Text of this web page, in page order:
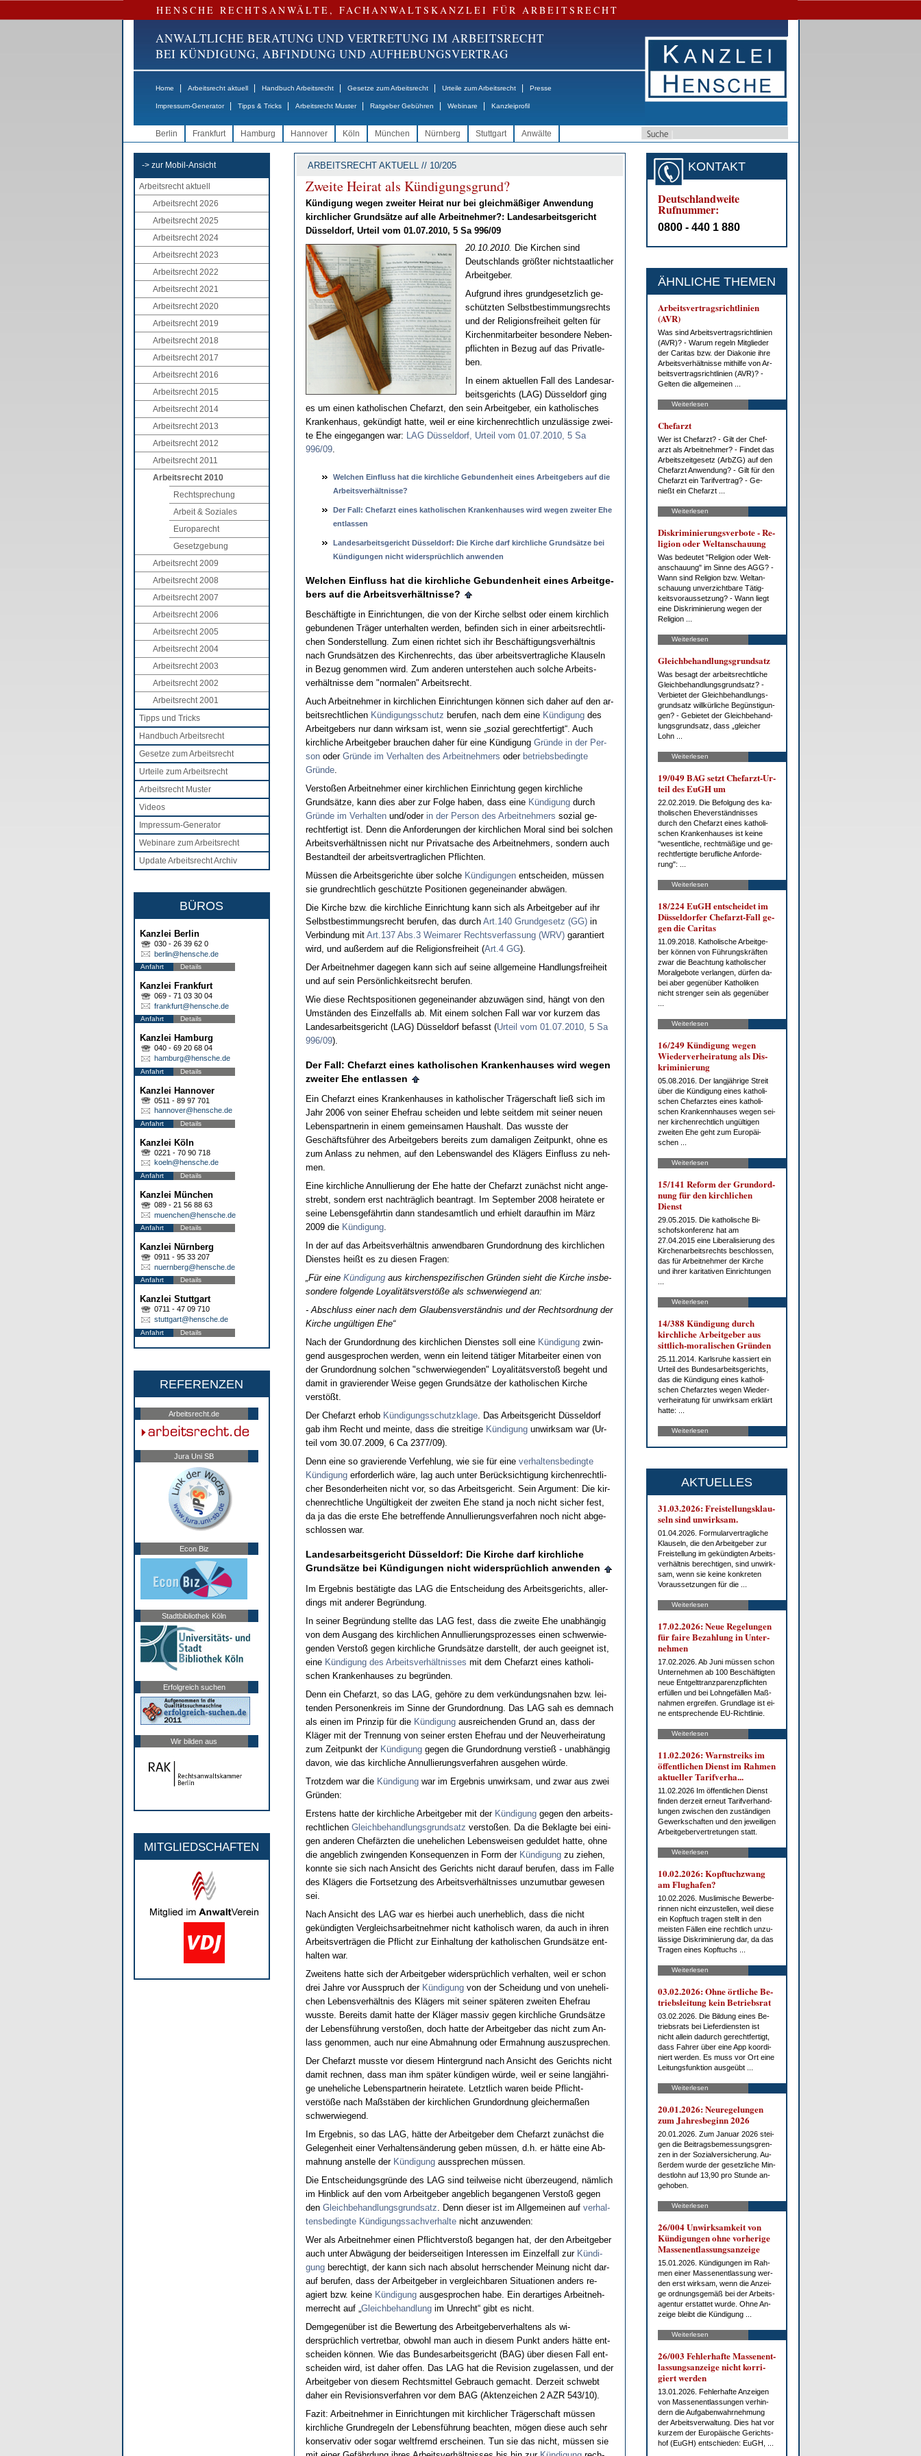
HENSCHE RECHTSANWÄLTE, FACHANWALTSKANZLEI FÜR ARBEITSRECHT
ANWALTLICHE BERATUNG UND VERTRETUNG IM ARBEITSRECHT
BEI KÜNDIGUNG, ABFINDUNG UND AUFHEBUNGSVERTRAG
Home Arbeitsrecht aktuell Handbuch Arbeitsrecht Gesetze zum Arbeitsrecht Urteile zum Arbeitsrecht Presse
Impressum-Generator Tipps & Tricks Arbeitsrecht Muster Ratgeber Gebühren Webinare Kanzleiprofil
Berlin Frankfurt Hamburg Hannover Köln München Nürnberg Stuttgart Anwälte
-> zur Mobil-Ansicht
Arbeitsrecht aktuell
Arbeitsrecht 2026
Arbeitsrecht 2025
Arbeitsrecht 2024
Arbeitsrecht 2023
Arbeitsrecht 2022
Arbeitsrecht 2021
Arbeitsrecht 2020
Arbeitsrecht 2019
Arbeitsrecht 2018
Arbeitsrecht 2017
Arbeitsrecht 2016
Arbeitsrecht 2015
Arbeitsrecht 2014
Arbeitsrecht 2013
Arbeitsrecht 2012
Arbeitsrecht 2011
Arbeitsrecht 2010
Rechtsprechung
Arbeit & Soziales
Europarecht
Gesetzgebung
Arbeitsrecht 2009
Arbeitsrecht 2008
Arbeitsrecht 2007
Arbeitsrecht 2006
Arbeitsrecht 2005
Arbeitsrecht 2004
Arbeitsrecht 2003
Arbeitsrecht 2002
Arbeitsrecht 2001
Tipps und Tricks
Handbuch Arbeitsrecht
Gesetze zum Arbeitsrecht
Urteile zum Arbeitsrecht
Arbeitsrecht Muster
Videos
Impressum-Generator
Webinare zum Arbeitsrecht
Update Arbeitsrecht Archiv
BÜROS
Kanzlei Berlin
030 - 26 39 62 0
berlin@hensche.de
Anfahrt Details
Kanzlei Frankfurt
069 - 71 03 30 04
frankfurt@hensche.de
Anfahrt Details
Kanzlei Hamburg
040 - 69 20 68 04
hamburg@hensche.de
Anfahrt Details
Kanzlei Hannover
0511 - 89 97 701
hannover@hensche.de
Anfahrt Details
Kanzlei Köln
0221 - 70 90 718
koeln@hensche.de
Anfahrt Details
Kanzlei München
089 - 21 56 88 63
muenchen@hensche.de
Anfahrt Details
Kanzlei Nürnberg
0911 - 95 33 207
nuernberg@hensche.de
Anfahrt Details
Kanzlei Stuttgart
0711 - 47 09 710
stuttgart@hensche.de
Anfahrt Details
REFERENZEN
Arbeitsrecht.de
Jura Uni SB
Econ Biz
Stadtbibliothek Köln
Erfolgreich suchen
Wir bilden aus
MITGLIEDSCHAFTEN
ARBEITSRECHT AKTUELL // 10/205
Zwei­te Hei­rat als Kün­di­gungs­grund?
Kün­di­gung we­gen zwei­ter Hei­rat nur bei gleich­mä­ßi­ger An­wen­dung
kirch­li­cher Grund­sät­ze auf al­le Ar­beit­neh­mer?: Lan­des­ar­beits­ge­richt
Düs­sel­dorf, Ur­teil vom 01.07.2010, 5 Sa 996/09
20.10.2010. Die Kir­chen sind
Deutsch­lands größ­ter nicht­staat­li­cher
Ar­beit­ge­ber.
Auf­grund ih­res grund­ge­setz­lich ge­
schütz­ten Selbst­be­stim­mungs­rechts
und der Re­li­gi­ons­frei­heit gel­ten für
Kir­chen­mit­ar­bei­ter be­son­de­re Ne­ben­
pflich­ten in Be­zug auf das Pri­vat­le­
ben.
In ei­nem ak­tu­el­len Fall des Lan­des­ar­
beits­ge­richts (LAG) Düs­sel­dorf ging
es um ei­nen ka­tho­li­schen Chef­arzt, den sein Ar­beit­ge­ber, ein ka­tho­li­sches
Kran­ken­haus, ge­kün­digt hat­te, weil er ei­ne kir­chen­recht­lich un­zu­läs­si­ge zwei­
te Ehe ein­ge­gan­gen war: LAG Düs­sel­dorf, Ur­teil vom 01.07.2010, 5 Sa
996/09.
Wel­chen Ein­fluss hat die kirch­li­che Ge­bun­den­heit ei­nes Ar­beit­ge­bers auf die
Ar­beits­verhält­nis­se?
Der Fall: Chef­arzt ei­nes ka­tho­li­schen Kran­ken­hau­ses wird we­gen zwei­ter Ehe
ent­las­sen
Lan­des­ar­beits­ge­richt Düssel­dorf: Die Kir­che darf kirch­li­che Grundsätze bei
Kündi­gun­gen nicht wi­dersprüchlich an­wen­den
Wel­chen Ein­fluss hat die kirch­li­che Ge­bun­den­heit ei­nes Ar­beit­ge­
bers auf die Ar­beits­verhält­nis­se?
Beschäftig­te in Ein­rich­tun­gen, die von der Kir­che selbst oder ei­nem kirch­lich
ge­bun­de­nen Träger un­ter­hal­ten wer­den, be­fin­den sich in ei­ner ar­beits­recht­li­
chen Son­der­stel­lung. Zum ei­nen rich­tet sich ihr Beschäfti­gungs­verhält­nis
nach Grundsätzen des Kir­chen­rechts, das über ar­beits­ver­trag­li­che Klau­seln
in Be­zug ge­nom­men wird. Zum an­de­ren un­ter­ste­hen auch sol­che Ar­beits­
verhält­nis­se dem "nor­ma­len" Ar­beits­recht.
Auch Ar­beit­neh­mer in kirch­li­chen Ein­rich­tun­gen können sich da­her auf den ar­
beits­recht­li­chen Kündi­gungs­schutz be­ru­fen, nach dem ei­ne Kündi­gungdes
Ar­beit­ge­bers nur dann wirk­sam ist, wenn sie „so­zi­al ge­recht­fer­tigt“. Auch
kirch­li­che Ar­beit­ge­ber brau­chen da­her für ei­ne Kündi­gung Gründe in der Per­
sonoder Gründe im Ver­hal­ten des Ar­beit­neh­mers oder be­triebs­be­ding­te
Gründe.
Ver­s­toßen Ar­beit­neh­mer ei­ner kirch­li­chen Ein­rich­tung ge­gen kirch­li­che
Grundsätze, kann dies aber zur Fol­ge ha­ben, dass ei­ne Kündi­gungdurch
Gründe im Ver­hal­tenund/oder in der Per­son des Ar­beit­neh­mers so­zi­al ge­
recht­fer­tigt ist. Denn die An­for­de­run­gen der kirch­li­chen Mo­ral sind bei sol­chen
Ar­beits­verhält­nis­sen nicht nur Pri­vat­sa­che des Ar­beit­neh­mers, son­dern auch
Be­stand­teil der ar­beits­ver­trag­li­chen Pflich­ten.
Müssen die Ar­beits­ge­rich­te über sol­che Kündi­gun­genent­schei­den, müssen
sie grund­recht­lich geschütz­te Po­si­tio­nen ge­gen­ein­an­der abwägen.
Die Kir­che bzw. die kirch­li­che Ein­rich­tung kann sich als Ar­beit­ge­ber auf ihr
Selbst­be­stim­mungs­recht be­ru­fen, das durch Art.140 Grund­ge­setz (GG)in
Ver­bin­dung mit Art.137 Abs.3 Wei­ma­rer Rechts­ver­fas­sung (WRV)ga­ran­tiert
wird, und außer­dem auf die Re­li­gi­ons­frei­heit (Art.4 GG).
Der Ar­beit­neh­mer da­ge­gen kann sich auf sei­ne all­ge­mei­ne Hand­lungs­frei­heit
und auf sein Persönlich­keits­recht be­ru­fen.
Wie die­se Rechts­po­si­tio­nen ge­gen­ein­an­der ab­zuwägen sind, hängt von den
Umständen des Ein­zel­falls ab. Mit ei­nem sol­chen Fall war vor kur­zem das
Lan­des­ar­beits­ge­richt (LAG) Düssel­dorf be­fasst (Ur­teil vom 01.07.2010, 5 Sa
996/09).
Der Fall: Chef­arzt ei­nes ka­tho­li­schen Kran­ken­hau­ses wird we­gen
zwei­ter Ehe ent­las­sen
Ein Chef­arzt ei­nes Kran­ken­hau­ses in ka­tho­li­scher Träger­schaft ließ sich im
Jahr 2006 von sei­ner Ehe­frau schei­den und leb­te seit­dem mit sei­ner neu­en
Le­bens­part­ne­rin in ei­nem ge­mein­sa­men Haus­halt. Das wuss­te der
Geschäftsführer des Ar­beit­ge­bers be­reits zum da­ma­li­gen Zeit­punkt, oh­ne es
zum An­lass zu neh­men, auf den Le­bens­wan­del des Klägers Ein­fluss zu neh­
men.
Ei­ne kirch­li­che An­nul­lie­rung der Ehe hat­te der Chef­arzt zunächst nicht an­ge­
strebt, son­dern erst nachträglich be­an­tragt. Im Sep­tem­ber 2008 hei­ra­te­te er
sei­ne Le­bens­gefähr­tin dann stan­des­amt­lich und er­hielt dar­auf­hin im März
2009 die Kündi­gung.
In der auf das Ar­beits­verhält­nis an­wend­ba­ren Grund­ord­nung des kirch­li­chen
Diens­tes heißt es zu die­sen Fra­gen:
„Für ei­ne Kündi­gungaus kir­chen­spe­zi­fi­schen Gründen sieht die Kir­che ins­be­
son­de­re fol­gen­de Loya­litäts­verstöße als schwer­wie­gend an:
- Ab­schluss ei­ner nach dem Glau­bens­verständ­nis und der Rechts­ord­nung der
Kir­che ungülti­gen Ehe“
Nach der Grund­ord­nung des kirch­li­chen Diens­tes soll ei­ne Kündi­gungzwin­
gend aus­ge­spro­chen wer­den, wenn ein lei­tend täti­ger Mit­ar­bei­ter ei­nen von
der Grund­ord­nung sol­chen "schwer­wie­gen­den" Loya­litäts­ver­s­toß be­geht und
da­mit in gra­vie­ren­der Wei­se ge­gen Grundsätze der ka­tho­li­schen Kir­che
verstößt.
Der Chef­arzt er­hob Kündi­gungs­schutz­kla­ge. Das Ar­beits­ge­richt Düssel­dorf
gab ihm Recht und mein­te, dass die strei­ti­ge Kündi­gungun­wirk­sam war (Ur­
teil vom 30.07.2009, 6 Ca 2377/09).
Denn ei­ne so gra­vie­ren­de Ver­feh­lung, wie sie für ei­ne ver­hal­tens­be­ding­te
Kündi­gunger­for­der­lich wäre, lag auch un­ter Berück­sich­ti­gung kir­chen­recht­li­
cher Be­son­der­hei­ten nicht vor, so das Ar­beits­ge­richt. Sein Ar­gu­ment: Die kir­
chen­recht­li­che Ungültig­keit der zwei­ten Ehe stand ja noch nicht si­cher fest,
da ja das die ers­te Ehe be­tref­fen­de An­nul­lie­rungs­ver­fah­ren noch nicht ab­ge­
schlos­sen war.
Lan­des­ar­beits­ge­richt Düssel­dorf: Die Kir­che darf kirch­li­che
Grundsätze bei Kündi­gun­gen nicht wi­dersprüchlich an­wen­den
Im Er­geb­nis bestätig­te das LAG die Ent­schei­dung des Ar­beits­ge­richts, al­ler­
dings mit an­de­rer Be­gründung.
In sei­ner Be­gründung stell­te das LAG fest, dass die zwei­te Ehe un­abhängig
von dem Aus­gang des kirch­li­chen An­nul­lie­rungs­pro­zes­ses ei­nen schwer­wie­
gen­den Ver­s­toß ge­gen kirch­li­che Grundsätze dar­stellt, der auch ge­eig­net ist,
ei­ne Kündi­gung des Ar­beits­verhält­nis­ses mit dem Chef­arzt ei­nes ka­tho­li­
schen Kran­ken­hau­ses zu be­gründen.
Denn ein Chef­arzt, so das LAG, gehöre zu dem verkündungs­na­hen bzw. lei­
ten­den Per­so­nen­kreis im Sin­ne der Grund­ord­nung. Das LAG sah es dem­nach
als ei­nen im Prin­zip für die Kündi­gungaus­rei­chen­den Grund an, dass der
Kläger mit der Tren­nung von sei­ner ers­ten Ehe­frau und der Neu­ver­hei­ra­tung
zum Zeit­punkt der Kündi­gungge­gen die Grund­ord­nung ver­stieß - un­abhängig
da­von, wie das kirch­li­che An­nul­lie­rungs­ver­fah­ren aus­ge­hen würde.
Trotz­dem war die Kündi­gungwar im Er­geb­nis un­wirk­sam, und zwar aus zwei
Gründen:
Ers­tens hat­te der kirch­li­che Ar­beit­ge­ber mit der Kündi­gungge­gen den ar­beits­
recht­li­chen Gleich­be­hand­lungs­grund­satz ver­s­toßen. Da die Be­klag­te bei ei­ni­
gen an­de­ren Chefärz­ten die un­ehe­li­chen Le­bens­wei­sen ge­dul­det hat­te, oh­ne
die an­geb­lich zwin­gen­den Kon­se­quen­zen in Form der Kündi­gungzu zie­hen,
konn­te sie sich nach An­sicht des Ge­richts nicht dar­auf be­ru­fen, dass im Fal­le
des Klägers die Fort­set­zung des Ar­beits­verhält­nis­ses un­zu­mut­bar ge­we­sen
sei.
Nach An­sicht des LAG war es hier­bei auch un­er­heb­lich, dass die nicht
gekündig­ten Ver­gleichs­ar­beit­neh­mer nicht ka­tho­lisch wa­ren, da auch in ih­ren
Ar­beits­verträgen die Pflicht zur Ein­hal­tung der ka­tho­li­schen Grundsätze ent­
hal­ten war.
Zwei­tens hat­te sich der Ar­beit­ge­ber wi­dersprüchlich ver­hal­ten, weil er schon
drei Jah­re vor Aus­spruch der Kündi­gungvon der Schei­dung und von un­ehe­li­
chen Le­bens­verhält­nis des Klägers mit sei­ner späte­ren zwei­ten Ehe­frau
wuss­te. Be­reits da­mit hat­te der Kläger mas­siv ge­gen kirch­li­che Grundsätze
der Le­bensführung ver­s­toßen, doch hat­te der Ar­beit­ge­ber das nicht zum An­
lass ge­nom­men, auch nur ei­ne Ab­mah­nung oder Er­mah­nung aus­zu­spre­chen.
Der Chef­arzt muss­te vor die­sem Hin­ter­grund nach An­sicht des Ge­richts nicht
da­mit rech­nen, dass man ihm später kündi­gen würde, weil er sei­ne langjähri­
ge un­ehe­li­che Le­bens­part­ne­rin hei­ra­te­te. Letzt­lich wa­ren bei­de Pflicht­
verstöße nach Maßstäben der kirch­li­chen Grund­ord­nung glei­cher­maßen
schwer­wie­gend.
Im Er­geb­nis, so das LAG, hätte der Ar­beit­ge­ber dem Chef­arzt zunächst die
Ge­le­gen­heit ei­ner Ver­hal­tensände­rung ge­ben müssen, d.h. er hätte ei­ne Ab­
mah­nung an­stel­le der Kündi­gungaus­spre­chen müssen.
Die Ent­schei­dungs­gründe des LAG sind teil­wei­se nicht über­zeu­gend, nämlich
im Hin­blick auf den vom Ar­beit­ge­ber an­geb­lich be­gan­ge­nen Ver­s­toß ge­gen
den Gleich­be­hand­lungs­grund­satz . Denn die­ser ist im All­ge­mei­nen auf ver­hal­
tens­be­ding­te Kündi­gungs­sach­ver­hal­tenicht an­zu­wen­den:
Wer als Ar­beit­neh­mer ei­nen Pflicht­ver­s­toß be­gan­gen hat, der den Ar­beit­ge­ber
auch un­ter Abwägung der bei­der­sei­ti­gen In­ter­es­sen im Ein­zel­fall zur Kündi­
gungbe­rech­tigt, der kann sich nach ab­so­lut herr­schen­der Mei­nung nicht dar­
auf be­ru­fen, dass der Ar­beit­ge­ber in ver­gleich­ba­ren Si­tua­tio­nen an­ders re­
agiert bzw. kei­ne Kündi­gungaus­ge­spro­chen ha­be. Ein der­ar­ti­ges Ar­beit­neh­
mer­recht auf „ Gleich­be­hand­lungim Un­recht“ gibt es nicht.
Dem­ge­genüber ist die Be­wer­tung des Ar­beit­ge­ber­ver­hal­tens als wi­
dersprüchlich ver­tret­bar, ob­wohl man auch in die­sem Punkt an­ders hätte ent­
schei­den können. Wie das Bun­des­ar­beits­ge­richt (BAG) über die­sen Fall ent­
schei­den wird, ist da­her of­fen. Das LAG hat die Re­vi­si­on zu­ge­las­sen, und der
Ar­beit­ge­ber von die­sem Rechts­mit­tel Ge­brauch ge­macht. Der­zeit schwebt
da­her ein Re­vi­si­ons­ver­fah­ren vor dem BAG (Ak­ten­zei­chen 2 AZR 543/10).
Fa­zit: Ar­beit­neh­mer in Ein­rich­tun­gen mit kirch­li­cher Träger­schaft müssen
kirch­li­che Grund­re­geln der Le­bensführung be­ach­ten, mögen die­se auch sehr
kon­ser­va­tiv oder so­gar welt­fremd er­schei­nen. Tun sie das nicht, müssen sie
KONTAKT
Deutschlandweite
Rufnummer:
0800 - 440 1 880
ÄHNLICHE THEMEN
Ar­beits­ver­trags­richt­li­ni­en
(AVR)
Was sind Ar­beits­ver­trags­richt­li­ni­en
(AVR)? - War­um re­geln Mit­glie­der
der Ca­ri­tas bzw. der Dia­ko­nie ih­re
Ar­beits­ver­hält­nis­se mit­hil­fe von Ar­
beits­ver­trags­richt­li­ni­en (AVR)? -
Gel­ten die all­ge­mei­nen ...
Weiterlesen
Chef­arzt
Wer ist Chef­arzt? - Gilt der Chef­
arzt als Ar­beit­neh­mer? - Fin­det das
Ar­beits­zeit­ge­setz (Arb­ZG) auf den
Chef­arzt An­wen­dung? - Gilt für den
Chef­arzt ein Ta­rif­ver­trag? - Ge­
nießt ein Chef­arzt ...
Weiterlesen
Dis­kri­mi­nie­rungs­ver­bo­te - Re­
li­gi­on oder Welt­an­schau­ung
Was be­deu­tet "Re­li­gi­on oder Welt­
an­schau­ung" im Sin­ne des AGG? -
Wann sind Re­li­gi­on bzw. Welt­an­
schau­ung un­ver­zicht­ba­re Tä­tig­
keits­vor­aus­set­zung? - Wann liegt
ei­ne Dis­kri­mi­nie­rung we­gen der
Re­li­gi­on ...
Weiterlesen
Gleich­be­hand­lungs­grund­satz
Was be­sagt der ar­beits­recht­li­che
Gleich­be­hand­lungs­grund­satz? -
Ver­bie­tet der Gleich­be­hand­lungs­
grund­satz will­kür­li­che Be­güns­ti­gun­
gen? - Ge­bie­tet der Gleich­be­hand­
lungs­grund­satz, dass „glei­cher
Lohn ...
Weiterlesen
19/049 BAG setzt Chef­arzt-Ur­
teil des EuGH um
22.02.2019. Die Be­fol­gung des ka­
tho­li­schen Ehe­ver­ständ­nis­ses
durch den Chef­arzt ei­nes ka­tho­li­
schen Kran­ken­hau­ses ist kei­ne
"we­sent­li­che, recht­mä­ßi­ge und ge­
recht­fer­tig­te be­ruf­li­che An­for­de­
rung": ...
Weiterlesen
18/224 EuGH ent­schei­det im
Düs­sel­dor­fer Chef­arzt-Fall ge­
gen die Ca­ri­tas
11.09.2018. Ka­tho­li­sche Ar­beit­ge­
ber kön­nen von Füh­rungs­kräf­ten
zwar die Be­ach­tung ka­tho­li­scher
Moral­ge­bo­te ver­lan­gen, dür­fen da­
bei aber ge­gen­über Ka­tho­li­ken
nicht stren­ger sein als ge­gen­über
Weiterlesen
16/249 Kün­di­gung we­gen
Wie­der­ver­hei­ra­tung als Dis­
kri­mi­nie­rung
05.08.2016. Der lang­jäh­ri­ge Streit
über die Kün­di­gung ei­nes ka­tho­li­
schen Chef­arz­tes ei­nes ka­tho­li­
schen Kran­kenn­hau­ses we­gen sei­
ner kir­chen­recht­lich un­gül­ti­gen
zwei­ten Ehe geht zum Eu­ro­päi­
schen ...
Weiterlesen
15/141 Re­form der Grund­ord­
nung für den kirch­li­chen
Dienst
29.05.2015. Die ka­tho­li­sche Bi­
schofs­kon­fe­renz hat am
27.04.2015 ei­ne Li­be­ra­li­sie­rung des
Kir­chen­ar­beits­rechts be­schlos­sen,
das für Ar­beit­neh­mer der Kir­che
und ih­rer ka­ri­ta­ti­ven Ein­rich­tun­gen
Weiterlesen
14/388 Kün­di­gung durch
kirch­li­che Ar­beit­ge­ber aus
sitt­lich-mo­ra­li­schen Grün­den
25.11.2014. Karls­ru­he kas­siert ein
Ur­teil des Bun­des­ar­beits­ge­richts,
das die Kün­di­gung ei­nes ka­tho­li­
schen Chef­arz­tes we­gen Wie­der­
ver­hei­ra­tung für un­wirk­sam er­klärt
hat­te: ...
Weiterlesen
AKTUELLES
31.03.2026: Frei­stel­lungs­klau­
seln sind un­wirk­sam.
01.04.2026. For­mu­lar­ver­trag­li­che
Klau­seln, die den Ar­beit­ge­ber zur
Frei­stel­lung im ge­kün­dig­ten Ar­beits­
ver­hält­nis be­rech­ti­gen, sind un­wirk­
sam, wenn sie kei­ne kon­kre­ten
Vor­aus­set­zun­gen für die ...
Weiterlesen
17.02.2026: Neue Re­ge­lun­gen
für fai­re Be­zah­lung in Un­ter­
neh­men
17.02.2026. Ab Ju­ni müs­sen schon
Un­ter­neh­men ab 100 Be­schäf­tig­ten
neue Ent­gelt­tranz­pa­renz­pflich­ten
er­fül­len und bei Lohn­ge­fäl­len Maß­
nah­men er­grei­fen. Grund­la­ge ist ei­
ne ent­spre­chen­de EU-Richt­li­nie.
Weiterlesen
11.02.2026: Warn­streiks im
öf­fent­li­chen Dienst im Rah­men
ak­tu­el­ler Ta­rif­ver­ha...
11.02.2026 Im öf­fent­li­chen Dienst
fin­den der­zeit er­neut Ta­rif­ver­hand­
lun­gen zwi­schen den zu­stän­di­gen
Ge­werk­schaf­ten und den je­wei­li­gen
Ar­beit­ge­ber­ver­tre­tun­gen statt.
Weiterlesen
10.02.2026: Kopf­tuch­zwang
am Flug­ha­fen?
10.02.2026. Mus­li­mi­sche Be­wer­be­
rin­nen nicht ein­zu­stel­len, weil die­se
ein Kopf­tuch tra­gen stellt in den
meis­ten Fäl­len ei­ne recht­lich un­zu­
läs­si­ge Dis­kri­mi­nie­rung dar, da das
Tra­gen ei­nes Kopf­tuchs ...
Weiterlesen
03.02.2026: Oh­ne ört­li­che Be­
triebs­lei­tung kein Be­triebs­rat
03.02.2026. Die Bil­dung ei­nes Be­
triebs­rats bei Lie­fer­diens­ten ist
nicht al­lein da­durch ge­recht­fer­tigt,
dass Fah­rer über ei­ne App ko­or­di­
niert wer­den. Es muss vor Ort ei­ne
Lei­tungs­funk­ti­on aus­ge­übt ...
Weiterlesen
20.01.2026: Neu­re­ge­lun­gen
zum Jah­res­be­ginn 2026
20.01.2026. Zum Ja­nu­ar 2026 stei­
gen die Bei­trags­be­mes­sungs­gren­
zen in der So­zi­al­ver­si­che­rung. Au­
ßer­dem wur­de der ge­setz­li­che Min­
dest­lohn auf 13,90 pro St­un­de an­
ge­ho­ben.
Weiterlesen
26/004 Un­wirk­sam­keit von
Kün­di­gun­gen oh­ne vor­he­ri­ge
Mas­sen­ent­las­sungs­an­zei­ge
15.01.2026. Kün­di­gun­gen im Rah­
men ei­ner Mas­sen­ent­las­sung wer­
den erst wirk­sam, wenn die An­zei­
ge ord­nungs­ge­mäß bei der Ar­beits­
agen­tur er­stat­tet wur­de. Oh­ne An­
zei­ge bleibt die Kün­di­gung ...
Weiterlesen
26/003 Feh­ler­haf­te Mas­sen­ent­
las­sungs­an­zei­ge nicht kor­ri­
giert wer­den
13.01.2026. Feh­ler­haf­te An­zei­gen
von Mas­sen­ent­las­sun­gen ver­hin­
dern die Auf­ga­ben­wahr­neh­mung
der Ar­beits­ver­wal­tung. Dies hat vor
kur­zem der Eu­ro­päi­sche Ge­richts­
hof (EuGH) ent­schie­den: EuGH, ...